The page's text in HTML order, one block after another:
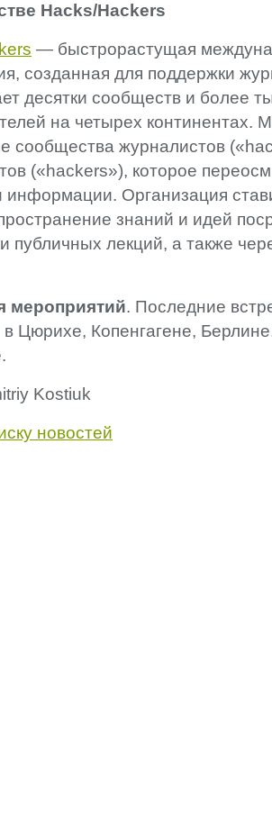
Hacks/Hackers
— быстрорастущая
созданная для поддержки
десятки сообществ и более
на четырех континентах.
сообщества журналистов
(«hackers»), которое
информации. Организация
знаний и идей
публичных лекций, а также
мероприятий. Последние
в Цюрихе, Копенгагене,
Kostiuk
новостей